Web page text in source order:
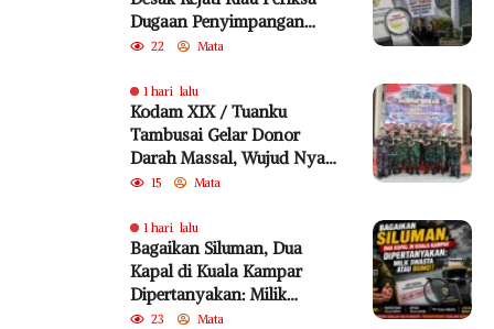
Dugaan Penyimpangan
Program Bedelau BRK
22 Mata
1 hari lalu
Kodam XIX / Tuanku
Tambusai Gelar Donor
Darah Massal, Wujud Nyata
Pengabdian untuk
15 Mata
1 hari lalu
Bagaikan Siluman, Dua
Kapal di Kuala Kampar
Dipertanyakan: Milik
Swasta atau BUMD?
23 Mata